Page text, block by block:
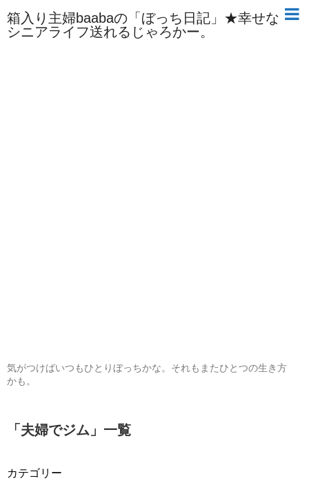
箱入り主婦baabaの「ぼっち日記」★幸せな
シニアライフ送れるじゃろかー。
気がつけばいつもひとりぼっちかな。それもまたひとつの生き方
かも。
「 夫婦でジム 」 一覧
カテゴリー